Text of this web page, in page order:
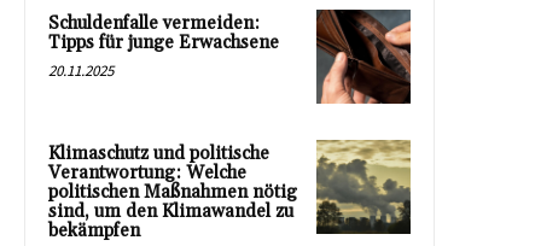
Schuldenfalle vermeiden:
Tipps für junge Erwachsene
20.11.2025
Klimaschutz und politische
Verantwortung: Welche
politischen Maßnahmen nötig
sind, um den Klimawandel zu
bekämpfen